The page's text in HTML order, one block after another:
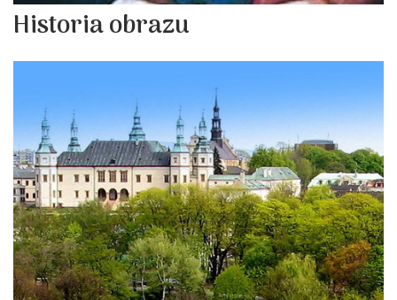
Historia obrazu